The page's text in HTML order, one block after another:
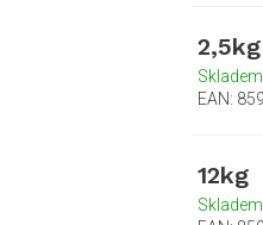
2,5kg
Skladem
EAN:
12kg
Skladem